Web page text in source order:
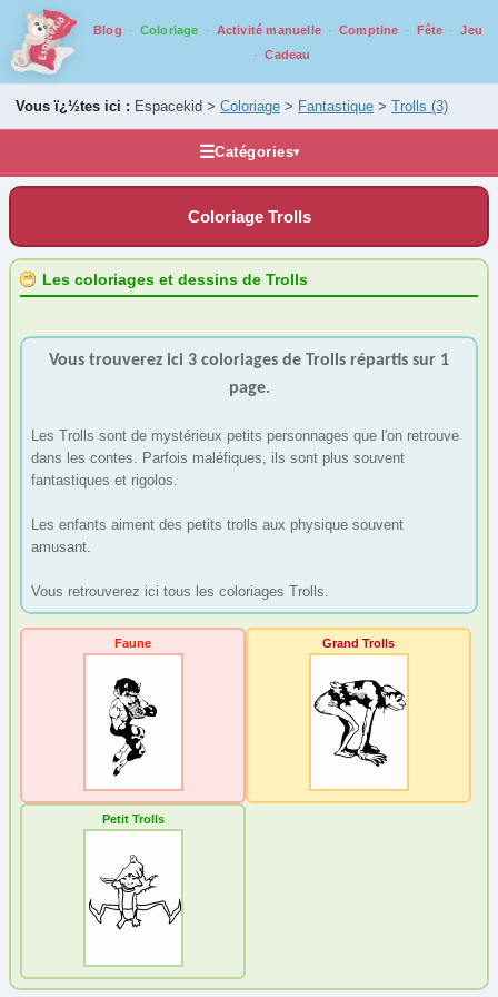
Blog Coloriage Activité manuelle Comptine Fête
Jeu
Cadeau
Vous ï¿½tes ici : Espacekid > Coloriage > Fantastique > Trolls (3)
☰Catégories▾
Les coloriages
Animaux
Carnaval
Ange(17)
Croix (7)
Dragon (34)
Gargouille(1)
Magie(3)
Pirate et Viking(14)
Médiéval
Papier à lettre
Personnage
Coloriage Trolls
Les coloriages et dessins de Trolls
Vous trouverez ici 3 coloriages de Trolls répartis sur 1
page.
Les Trolls sont de mystérieux petits personnages que l'on retrouve
dans les contes. Parfois maléfiques, ils sont plus souvent
fantastiques et rigolos.
Les enfants aiment des petits trolls aux physique souvent
amusant.
Vous retrouverez ici tous les coloriages Trolls.
Faune Grand Trolls
Petit Trolls